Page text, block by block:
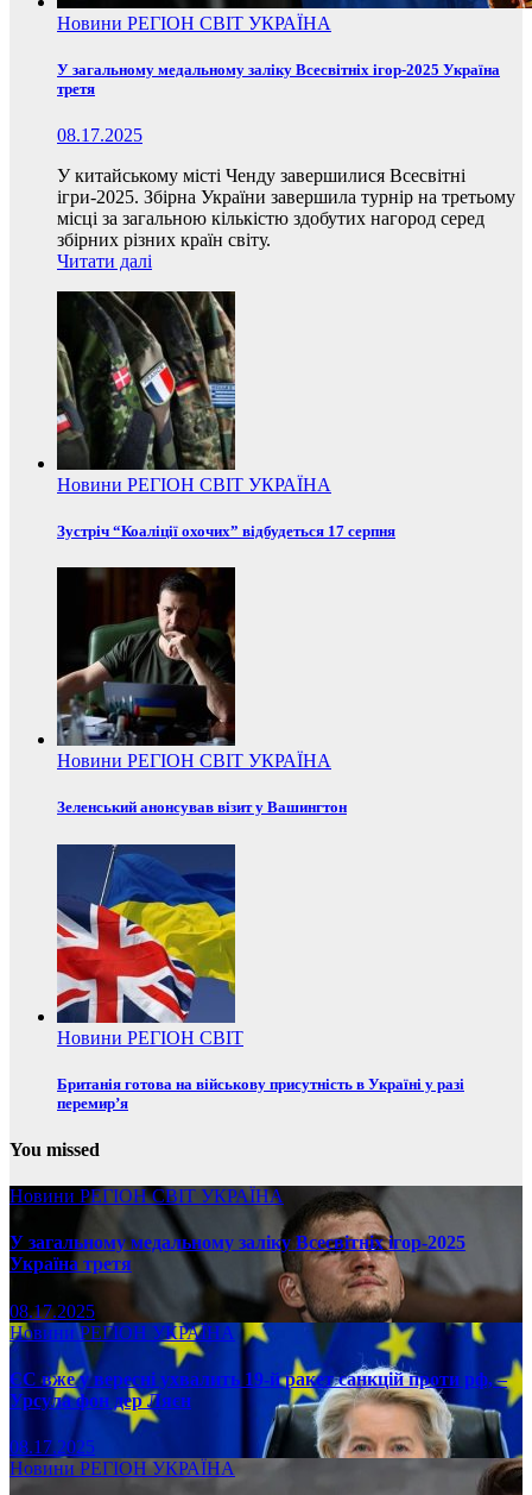
Новини РЕГІОН СВІТ УКРАЇНА
У загальному медальному заліку Всесвітніх ігор-2025 Україна
третя
08.17.2025
У китайському місті Ченду завершилися Всесвітні
ігри-2025. Збірна України завершила турнір на третьому
місці за загальною кількістю здобутих нагород серед
збірних різних країн світу.
Читати далі
Новини РЕГІОН СВІТ УКРАЇНА
Зустріч “Коаліції охочих” відбудеться 17 серпня
Новини РЕГІОН СВІТ УКРАЇНА
Зеленський анонсував візит у Вашингтон
Новини РЕГІОН СВІТ
Британія готова на військову присутність в Україні у разі
перемир’я
You missed
Новини РЕГІОНСВІТ УКРАЇНА
У загальному медальному заліку Всесвітніх ігор-2025
Україна третя
08.17.2025
НовиниРЕГІОН УКРАЇНА
ЄС вже у вересні ухвалить 19-й ракет санкцій проти рф, –
Урсула фон дер Ляєн
08.17.2025
Новини РЕГІОН УКРАЇНА